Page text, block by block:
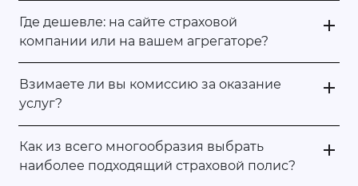
Где дешевле: на сайте страховой
компании или на вашем агрегаторе?
Взимаете ли вы комиссию за оказание
услуг?
Как из всего многообразия выбрать
наиболее подходящий страховой полис?